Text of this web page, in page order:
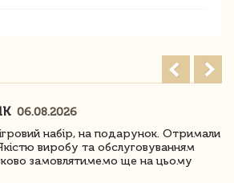
06.08.2026
набір, на подарунок. Отримали
виробу та обслуговуванням
замовлятимемо ще на цьому